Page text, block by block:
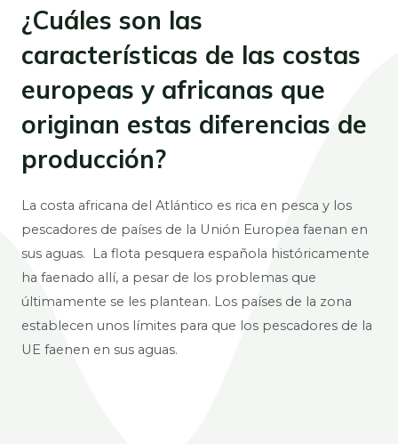
¿Cuáles son las
características de las costas
europeas y africanas que
originan estas diferencias de
producción?
La costa africana del Atlántico es rica en pesca y los
pescadores de países de la Unión Europea faenan en
sus aguas. La flota pesquera española históricamente
ha faenado allí, a pesar de los problemas que
últimamente se les plantean. Los países de la zona
establecen unos límites para que los pescadores de la
UE faenen en sus aguas.